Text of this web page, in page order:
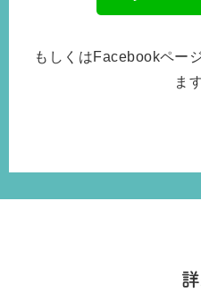
もしくはFacebookペー
ま